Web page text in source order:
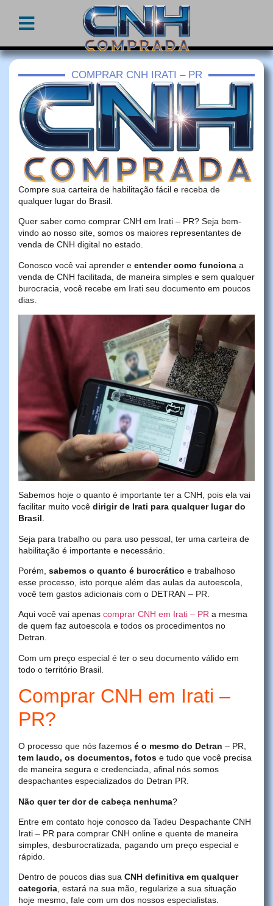
COMPRAR CNH IRATI – PR
Compre sua carteira de habilitação fácil e receba de
qualquer lugar do Brasil.
Quer saber como comprar CNH em Irati – PR? Seja bem-
vindo ao nosso site, somos os maiores representantes de
venda de CNH digital no estado.
Conosco você vai aprender e entender como funciona a
venda de CNH facilitada, de maneira simples e sem qualquer
burocracia, você recebe em Irati seu documento em poucos
dias.
Sabemos hoje o quanto é importante ter a CNH, pois ela vai
facilitar muito você dirigir de Irati para qualquer lugar do
Brasil.
Seja para trabalho ou para uso pessoal, ter uma carteira de
habilitação é importante e necessário.
Porém, sabemos o quanto é burocrático e trabalhoso
esse processo, isto porque além das aulas da autoescola,
você tem gastos adicionais com o DETRAN – PR.
Aqui você vai apenas comprar CNH em Irati – PR a mesma
de quem faz autoescola e todos os procedimentos no
Detran.
Com um preço especial é ter o seu documento válido em
todo o território Brasil.
Comprar CNH em Irati –
PR?
O processo que nós fazemos é o mesmo do Detran – PR,
tem laudo, os documentos, fotos e tudo que você precisa
de maneira segura e credenciada, afinal nós somos
despachantes especializados do Detran PR.
Não quer ter dor de cabeça nenhuma?
Entre em contato hoje conosco da Tadeu Despachante CNH
Irati – PR para comprar CNH online e quente de maneira
simples, desburocratizada, pagando um preço especial e
rápido.
Dentro de poucos dias sua CNH definitiva em qualquer
categoria, estará na sua mão, regularize a sua situação
hoje mesmo, fale com um dos nossos especialistas.